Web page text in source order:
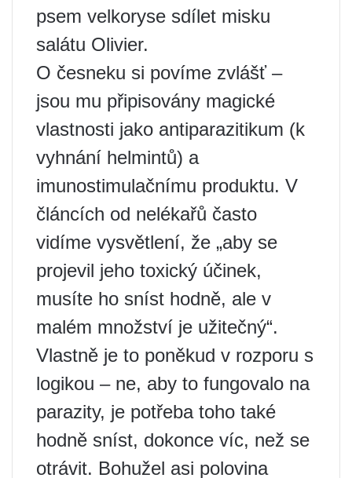
psem velkoryse sdílet misku
salátu Olivier.
O česneku si povíme zvlášť –
jsou mu připisovány magické
vlastnosti jako antiparazitikum (k
vyhnání helmintů) a
imunostimulačnímu produktu. V
článcích od nelékařů často
vidíme vysvětlení, že „aby se
projevil jeho toxický účinek,
musíte ho sníst hodně, ale v
malém množství je užitečný“.
Vlastně je to poněkud v rozporu s
logikou – ne, aby to fungovalo na
parazity, je potřeba toho také
hodně sníst, dokonce víc, než se
otrávit. Bohužel asi polovina